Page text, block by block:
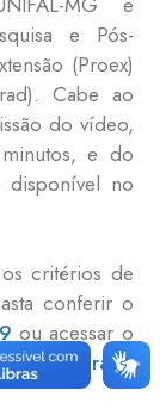
e Pós-
(Proex)
Cabe ao
do vídeo,
e do
no
critérios de
conferir o
ou acessar o
Integrado